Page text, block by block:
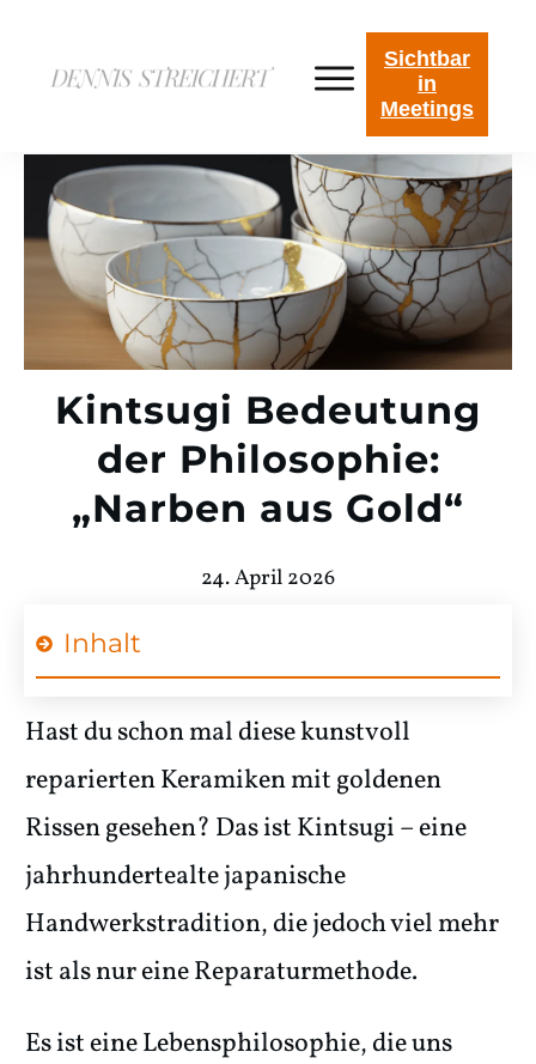
Sichtbar
in
Meetings
Kintsugi Bedeutung
der Philosophie:
„Narben aus Gold“
24. April 2026
Inhalt
Hast du schon mal diese kunstvoll
reparierten Keramiken mit goldenen
Rissen gesehen? Das ist Kintsugi – eine
jahrhundertealte japanische
Handwerkstradition, die jedoch viel mehr
ist als nur eine Reparaturmethode.
Es ist eine Lebensphilosophie, die uns